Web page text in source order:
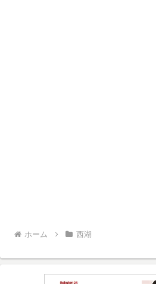
ホーム 西湖